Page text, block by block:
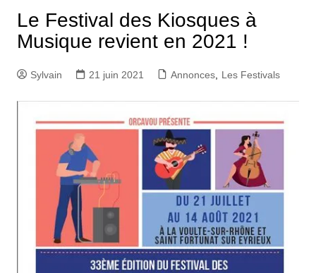
Le Festival des Kiosques à
Musique revient en 2021 !
Sylvain 21 juin 2021 Annonces, Les Festivals